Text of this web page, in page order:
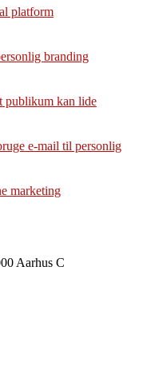
platform
branding
publikum kan lide
e-mail til personlig
marketing
Aarhus C